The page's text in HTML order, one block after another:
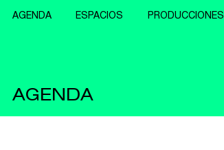
AGENDA ESPACIOS PRODUCCIONES
AGENDA